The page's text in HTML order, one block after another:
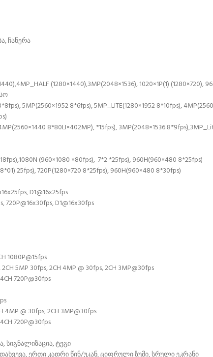
ჩაწერა
(1280×1440),3MP(2048×1536), 1020×1P(1) (1280×720),
5MP(2560×1952 8*6fps), 5MP_LITE(1280×1952 8*10fps),
8*80LI×402MP), *15fps), 3MP(2048×1536
(960×1080 ×80fps), 7*2 *25fps), 960H(960×480 8*25fps)
25fps), 720P(1280×720 8*25fps), 960H(960×480 8*30fps)
D1@16x25fps
720P@16x30fps, D1@16x30fps
1080P@15fps
5MP 30fps, 2CH 4MP @ 30fps, 2CH 3MP@30fps
720P@30fps
4MP @ 30fps, 2CH 3MP@30fps
720P@30fps
სიგნალიზაცია, ტეგი
ერთი კადრი წინ/უკან, ციფრული ზუმი, სრული ეკრანი